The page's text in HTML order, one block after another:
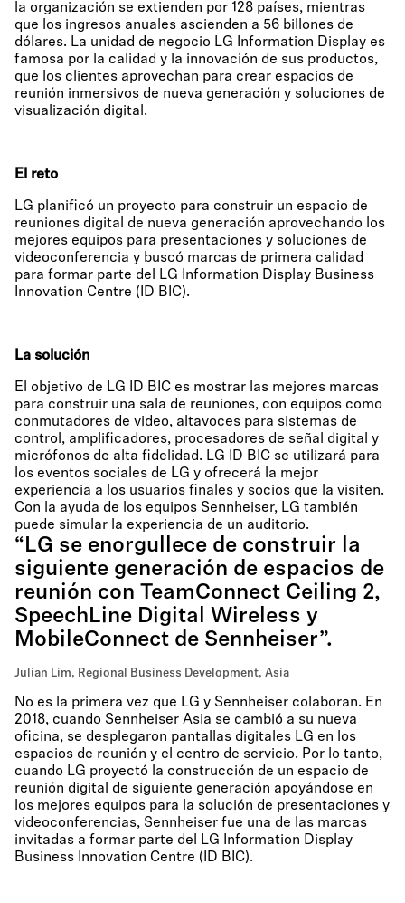
la organización se extienden por 128 países, mientras
que los ingresos anuales ascienden a 56 billones de
dólares. La unidad de negocio LG Information Display es
famosa por la calidad y la innovación de sus productos,
que los clientes aprovechan para crear espacios de
reunión inmersivos de nueva generación y soluciones de
visualización digital.
El reto
LG planificó un proyecto para construir un espacio de
reuniones digital de nueva generación aprovechando los
mejores equipos para presentaciones y soluciones de
videoconferencia y buscó marcas de primera calidad
para formar parte del LG Information Display Business
Innovation Centre (ID BIC).
La solución
El objetivo de LG ID BIC es mostrar las mejores marcas
para construir una sala de reuniones, con equipos como
conmutadores de video, altavoces para sistemas de
control, amplificadores, procesadores de señal digital y
micrófonos de alta fidelidad. LG ID BIC se utilizará para
los eventos sociales de LG y ofrecerá la mejor
experiencia a los usuarios finales y socios que la visiten.
Con la ayuda de los equipos Sennheiser, LG también
puede simular la experiencia de un auditorio.
“LG se enorgullece de construir la
siguiente generación de espacios de
reunión con TeamConnect Ceiling 2,
SpeechLine Digital Wireless y
MobileConnect de Sennheiser”.
Julian Lim, Regional Business Development, Asia
No es la primera vez que LG y Sennheiser colaboran. En
2018, cuando Sennheiser Asia se cambió a su nueva
oficina, se desplegaron pantallas digitales LG en los
espacios de reunión y el centro de servicio. Por lo tanto,
cuando LG proyectó la construcción de un espacio de
reunión digital de siguiente generación apoyándose en
los mejores equipos para la solución de presentaciones y
videoconferencias, Sennheiser fue una de las marcas
invitadas a formar parte del LG Information Display
Business Innovation Centre (ID BIC).